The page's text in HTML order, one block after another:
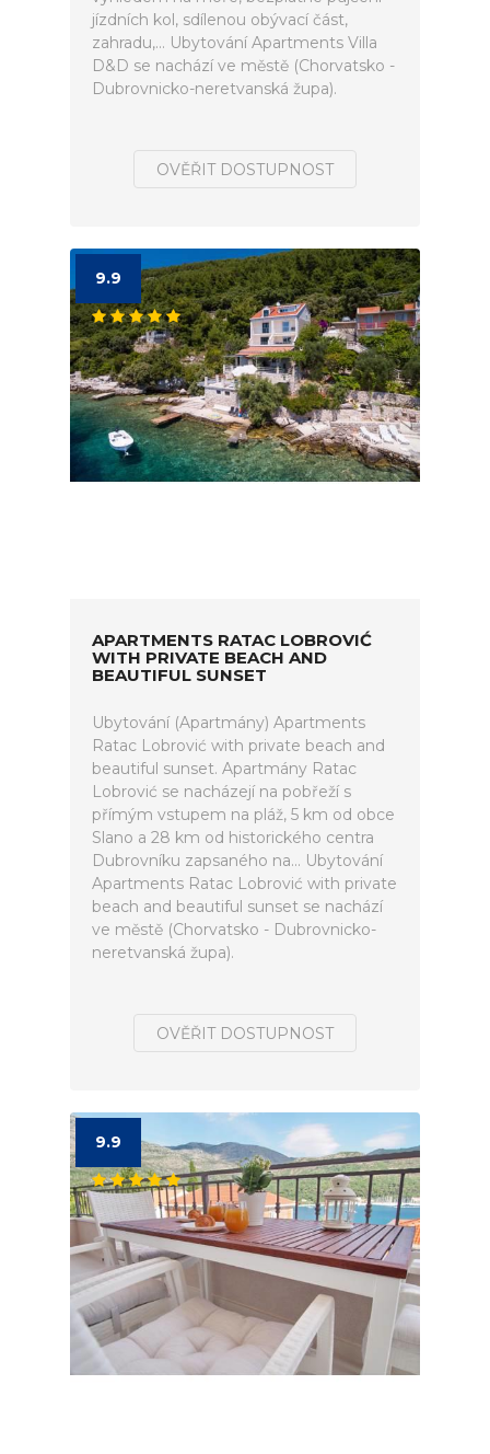
jízdních kol, sdílenou obývací část,
zahradu,... Ubytování Apartments Villa
D&D se nachází ve městě (Chorvatsko -
Dubrovnicko-neretvanská župa).
OVĚŘIT DOSTUPNOST
9.9
APARTMENTS RATAC LOBROVIĆ
WITH PRIVATE BEACH AND
BEAUTIFUL SUNSET
Ubytování (Apartmány) Apartments
Ratac Lobrović with private beach and
beautiful sunset. Apartmány Ratac
Lobrović se nacházejí na pobřeží s
přímým vstupem na pláž, 5 km od obce
Slano a 28 km od historického centra
Dubrovníku zapsaného na... Ubytování
Apartments Ratac Lobrović with private
beach and beautiful sunset se nachází
ve městě (Chorvatsko - Dubrovnicko-
neretvanská župa).
OVĚŘIT DOSTUPNOST
9.9